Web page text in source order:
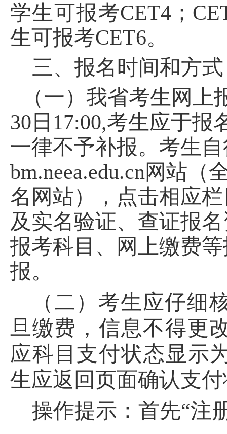
学生可报考CET4；
生可报考CET6。
三、 报名时间和方式
（一）我省考生网上
30日17:00,考生应于报
一律不予补报。 考生
bm.neea.edu.cn网站（
名网站），点击相应
及实名验证、查证报
报考科目、网上缴费
报。
（二） 考生应仔细
旦缴费，信息不得更
应科目支付状态显示
生应返回页面确认支
操作提示：首先“注